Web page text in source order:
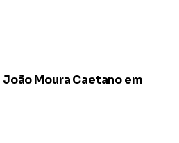
Moura Caetano em